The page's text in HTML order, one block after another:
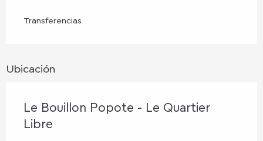
Transferencias
Ubicación
Le Bouillon Popote - Le Quartier
Libre